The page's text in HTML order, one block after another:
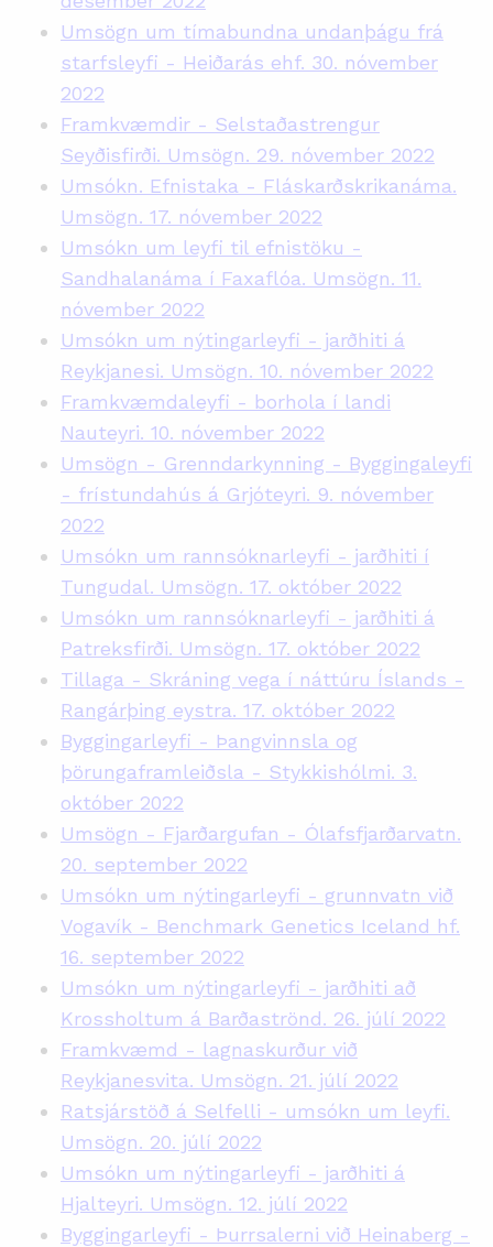
Umsögn um tímabundna undanþágu frá
starfsleyfi - Heiðarás ehf. 30. nóvember
2022
Framkvæmdir - Selstaðastrengur
Seyðisfirði. Umsögn. 29. nóvember 2022
Umsókn. Efnistaka - Fláskarðskrikanáma.
Umsögn. 17. nóvember 2022
Umsókn um leyfi til efnistöku -
Sandhalanáma í Faxaflóa. Umsögn. 11.
nóvember 2022
Umsókn um nýtingarleyfi - jarðhiti á
Reykjanesi. Umsögn. 10. nóvember 2022
Framkvæmdaleyfi - borhola í landi
Nauteyri. 10. nóvember 2022
Umsögn - Grenndarkynning - Byggingaleyfi
- frístundahús á Grjóteyri. 9. nóvember
2022
Umsókn um rannsóknarleyfi - jarðhiti í
Tungudal. Umsögn. 17. október 2022
Umsókn um rannsóknarleyfi - jarðhiti á
Patreksfirði. Umsögn. 17. október 2022
Tillaga - Skráning vega í náttúru Íslands -
Rangárþing eystra. 17. október 2022
Byggingarleyfi - Þangvinnsla og
þörungaframleiðsla - Stykkishólmi. 3.
október 2022
Umsögn - Fjarðargufan - Ólafsfjarðarvatn.
20. september 2022
Umsókn um nýtingarleyfi - grunnvatn við
Vogavík - Benchmark Genetics Iceland hf.
16. september 2022
Umsókn um nýtingarleyfi - jarðhiti að
Krossholtum á Barðaströnd. 26. júlí 2022
Framkvæmd - lagnaskurður við
Reykjanesvita. Umsögn. 21. júlí 2022
Ratsjárstöð á Selfelli - umsókn um leyfi.
Umsögn. 20. júlí 2022
Umsókn um nýtingarleyfi - jarðhiti á
Hjalteyri. Umsögn. 12. júlí 2022
Byggingarleyfi - Þurrsalerni við Heinaberg -